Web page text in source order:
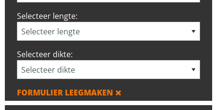
Selecteer lengte:
Selecteer dikte:
FORMULIER LEEGMAKEN